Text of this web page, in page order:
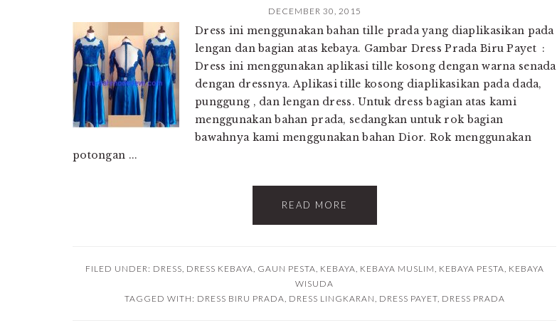
DECEMBER 30, 2015
Dress ini menggunakan bahan tille prada yang diaplikasikan pada
lengan dan bagian atas kebaya. Gambar Dress Prada Biru Payet :
Dress ini menggunakan aplikasi tille kosong dengan warna senada
dengan dressnya. Aplikasi tille kosong diaplikasikan pada dada,
punggung , dan lengan dress. Untuk dress bagian atas kami
menggunakan bahan prada, sedangkan untuk rok bagian
bawahnya kami menggunakan bahan Dior. Rok menggunakan
potongan ...
READ MORE
FILED UNDER: DRESS, DRESS KEBAYA, GAUN PESTA, KEBAYA, KEBAYA MUSLIM, KEBAYA PESTA, KEBAYA
WISUDA
TAGGED WITH: DRESS BIRU PRADA, DRESS LINGKARAN, DRESS PAYET, DRESS PRADA